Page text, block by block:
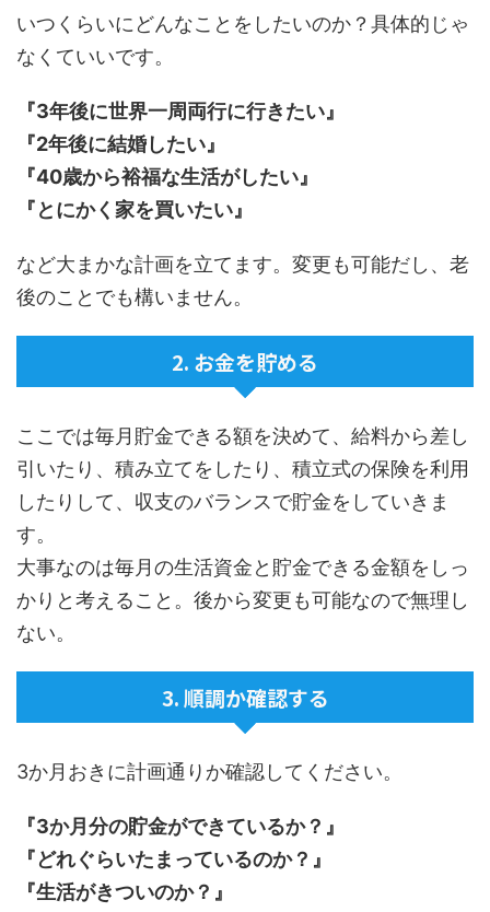
いつくらいにどんなことをしたいのか？具体的じゃ
なくていいです。
『3年後に世界一周両行に行きたい』
『2年後に結婚したい』
『40歳から裕福な生活がしたい』
『とにかく家を買いたい』
など大まかな計画を立てます。変更も可能だし、老
後のことでも構いません。
2. お金を貯める
ここでは毎月貯金できる額を決めて、給料から差し
引いたり、積み立てをしたり、積立式の保険を利用
したりして、収支のバランスで貯金をしていきま
す。
大事なのは毎月の生活資金と貯金できる金額をしっ
かりと考えること。後から変更も可能なので無理し
ない。
3. 順調か確認する
3か月おきに計画通りか確認してください。
『3か月分の貯金ができているか？』
『どれぐらいたまっているのか？』
『生活がきついのか？』